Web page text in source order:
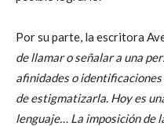
Por su parte, la escritora
de llamar o señalar a una
afinidades o
de estigmatizarla. Hoy es
lenguaje… La imposición de